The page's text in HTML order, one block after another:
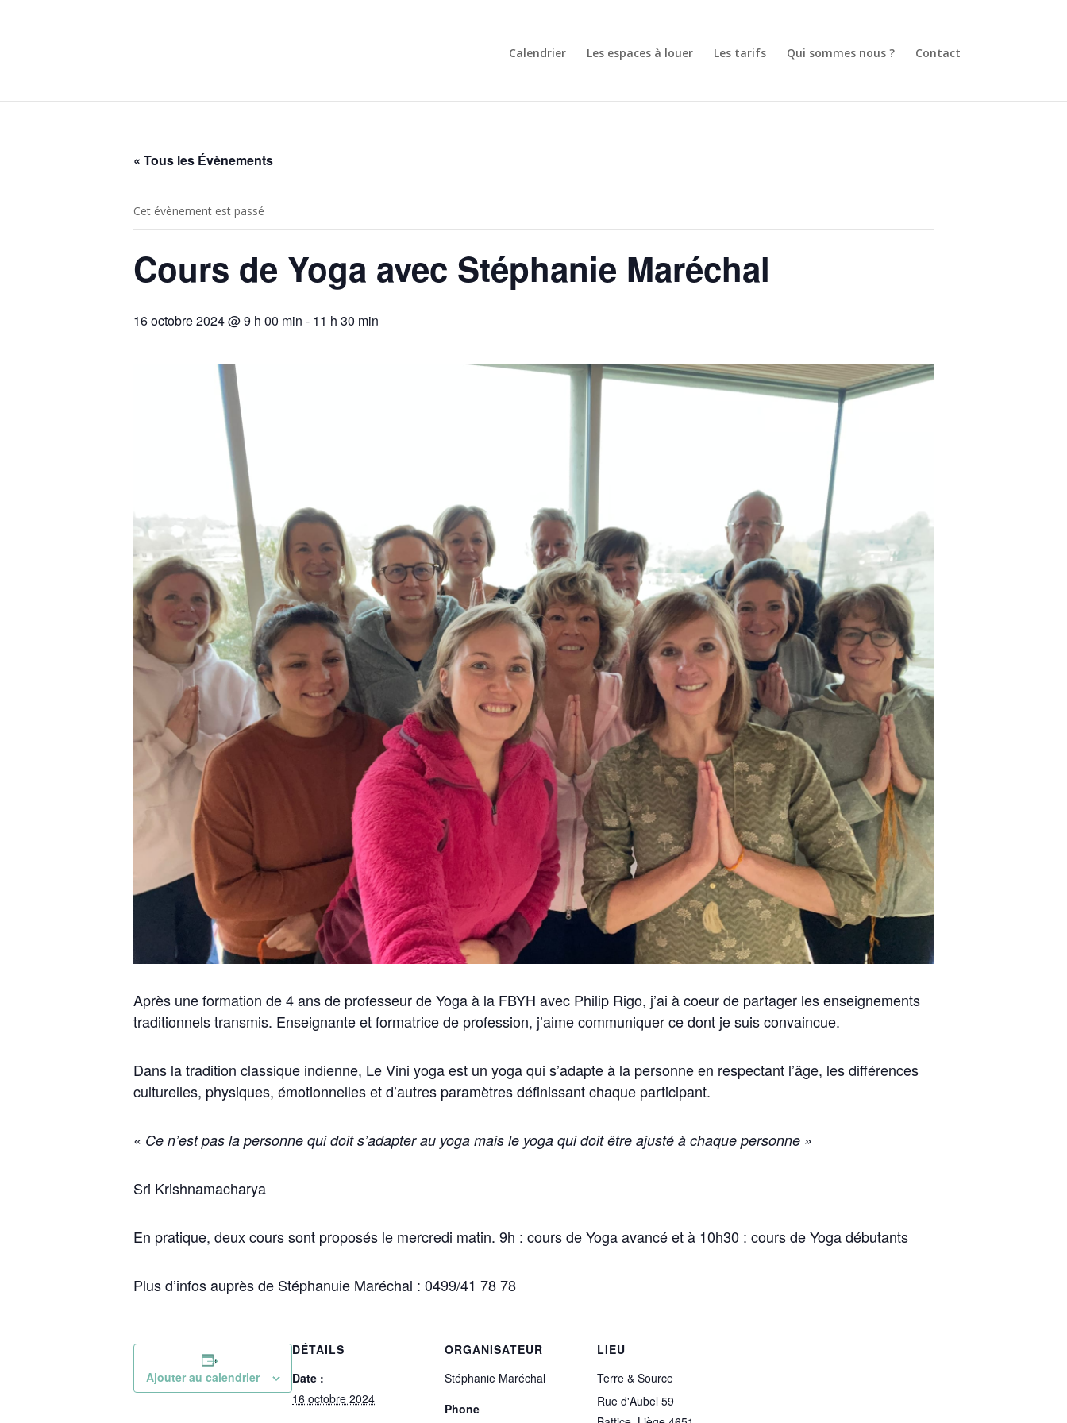
Calendrier Les espaces à louer Les tarifs Qui sommes nous ? Contact
« Tous les Évènements
Cet évènement est passé
Cours de Yoga avec Stéphanie Maréchal
16 octobre 2024 @ 9 h 00 min - 11 h 30 min
Après une formation de 4 ans de professeur de Yoga à la FBYH avec Philip Rigo, j’ai à coeur de partager les enseignements
traditionnels transmis. Enseignante et formatrice de profession, j’aime communiquer ce dont je suis convaincue.
Dans la tradition classique indienne, Le Vini yoga est un yoga qui s’adapte à la personne en respectant l’âge, les différences
culturelles, physiques, émotionnelles et d’autres paramètres définissant chaque participant.
« Ce n’est pas la personne qui doit s’adapter au yoga mais le yoga qui doit être ajusté à chaque personne »
Sri Krishnamacharya
En pratique, deux cours sont proposés le mercredi matin. 9h : cours de Yoga avancé et à 10h30 : cours de Yoga débutants
Plus d’infos auprès de Stéphanuie Maréchal : 0499/41 78 78
Ajouter au calendrier
DÉTAILS
Date :
16 octobre 2024
ORGANISATEUR
Stéphanie Maréchal
Phone
LIEU
Terre & Source
Rue d'Aubel 59